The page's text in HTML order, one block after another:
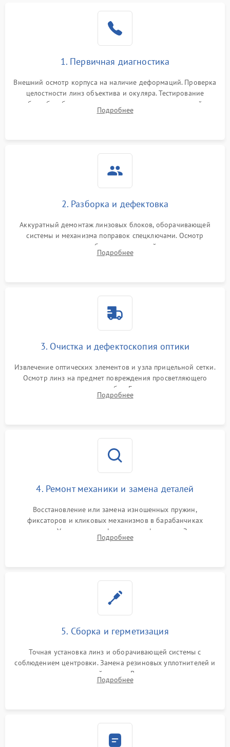
1. Первичная диагностика
Внешний осмотр корпуса на наличие деформаций. Проверка
целостности линз объектива и окуляра. Тестирование
работы барабанчиков ввода поправок, кольца отстройки
параллакса и зума. Выявление сколов, внутренних
Подробнее
2. Разборка и дефектовка
Аккуратный демонтаж линзовых блоков, оборачивающей
системы и механизма поправок спецключами. Осмотр
внутренних резьбовых соединений, пружин и
уплотнительных колец. Поиск причин люфта, смещения
Подробнее
3. Очистка и дефектоскопия оптики
Извлечение оптических элементов и узла прицельной сетки.
Осмотр линз на предмет повреждения просветляющего
покрытия или появления грибка. Бережная очистка стекол
спецрастворами. Проверка целостности гравированной
Подробнее
4. Ремонт механики и замена деталей
Восстановление или замена изношенных пружин,
фиксаторов и кликовых механизмов в барабанчиках
поправок. Устранение люфтов в трансфокаторе. Замена
поврежденных линз, разбитой сетки или восстановление
Подробнее
5. Сборка и герметизация
Точная установка линз и оборачивающей системы с
соблюдением центровки. Замена резиновых уплотнителей и
нанесение влагозащитной смазки. Вакуумирование корпуса
и заполнение его осушенным азотом или аргоном для
Подробнее